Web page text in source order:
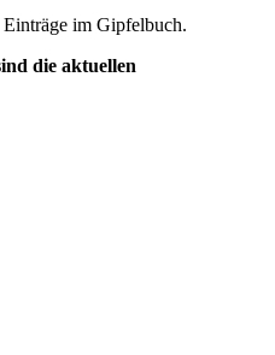
im Gipfelbuch.
die aktuellen